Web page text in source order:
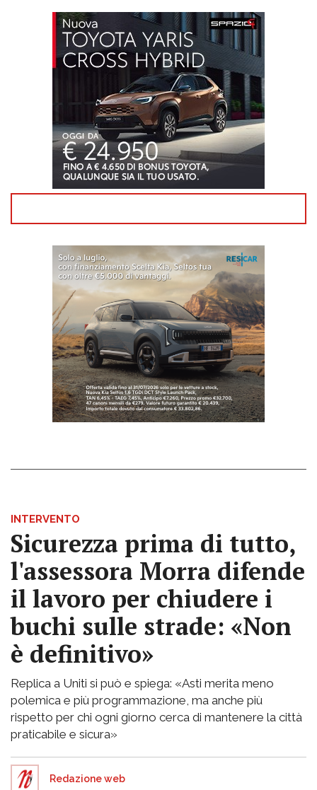
INTERVENTO
Sicurezza prima di tutto,
l'assessora Morra difende
il lavoro per chiudere i
buchi sulle strade: «Non
è definitivo»
Replica a Uniti si può e spiega: «Asti merita meno
polemica e più programmazione, ma anche più
rispetto per chi ogni giorno cerca di mantenere la città
praticabile e sicura»
Redazione web